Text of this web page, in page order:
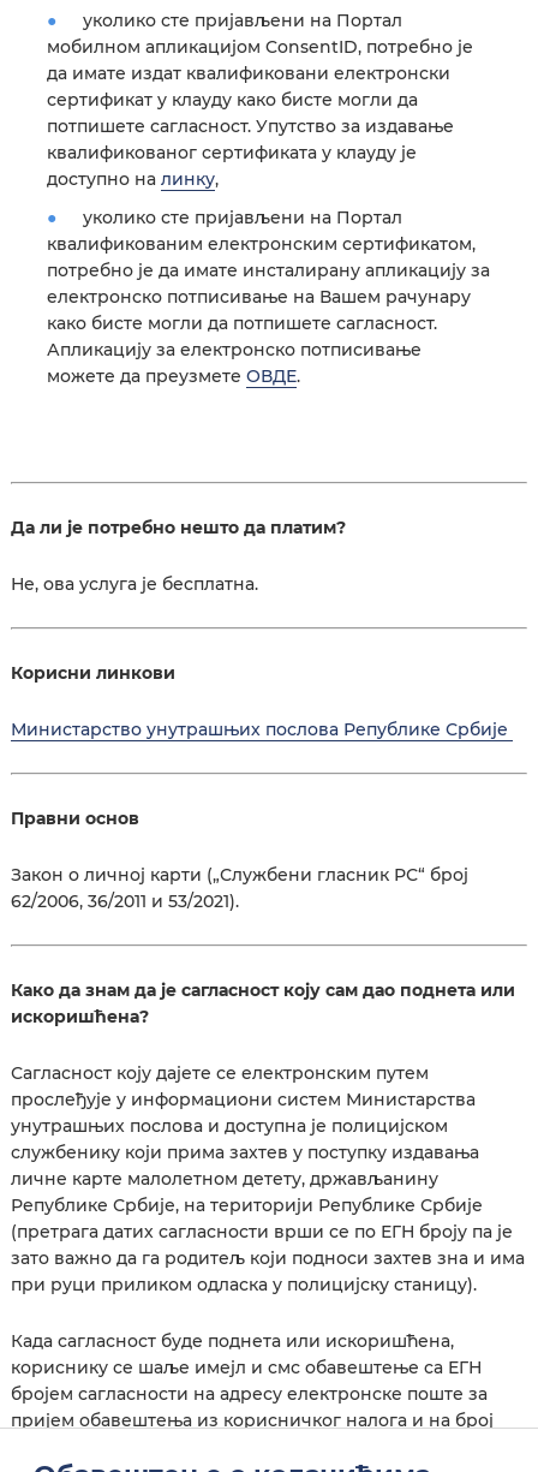
уколико сте пријављени на Портал
мобилном апликацијом ConsentID, потребно је
да имате издат квалификовани електронски
сертификат у клауду како бисте могли да
потпишете сагласност. Упутство за издавање
квалификованог сертификата у клауду је
доступно на линку,
уколико сте пријављени на Портал
квалификованим електронским сертификатом,
потребно је да имате инсталирану апликацију за
електронско потписивање на Вашем рачунару
како бисте могли да потпишете сагласност.
Апликацију за електронско потписивање
можете да преузмете ОВДЕ.
Да ли је потребно нешто да платим?
Не, ова услуга је бесплатна.
Корисни линкови
Министарство унутрашњих послова Републике Србије
Правни основ
Закон о личној карти („Службени гласник РС“ број
62/2006, 36/2011 и 53/2021).
Како да знам да је сагласност коју сам дао поднета или
искоришћена?
Сагласност коју дајете се електронским путем
прослеђује у информациони систем Министарства
унутрашњих послова и доступна је полицијском
службенику који прима захтев у поступку издавања
личне карте малолетном детету, држављанину
Републике Србије, на територији Републике Србије
(претрага датих сагласности врши се по ЕГН броју па је
зато важно да га родитељ који подноси захтев зна и има
при руци приликом одласка у полицијску станицу).
Када сагласност буде поднета или искоришћена,
кориснику се шаље имејл и смс обавештење са ЕГН
бројем сагласности на адресу електронске поште за
пријем обавештења из корисничког налога и на број